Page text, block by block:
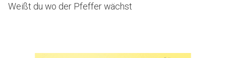
Weißt du wo der Pfeffer wächst